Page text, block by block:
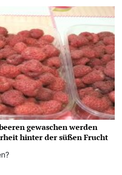
gewaschen werden
hinter der süßen Frucht